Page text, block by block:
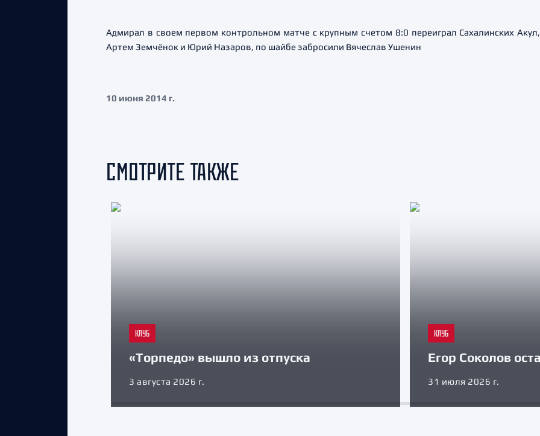
Адмирал в своем первом контрольном матче с крупным счетом 8:0 переиграл Сахалинских
Артем Земчёнок и Юрий Назаров, по шайбе забросили Вячеслав Ушенин
10 июня 2014 г.
СМОТРИТЕ ТАКЖЕ
КЛУБ
«Торпедо» вышло из отпуска
3 августа 2026 г.
КЛУБ
Егор Соколов
31 июля 2026 г.